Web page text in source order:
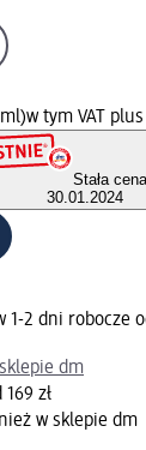
w tym VAT plus
Stała
30.01.2024
1-2 dni robocze
dm
zł
w sklepie dm